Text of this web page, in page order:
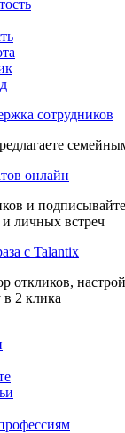
сотрудников
онлайн
и
личных встреч
с Talantix
откликов,
в 2 клика